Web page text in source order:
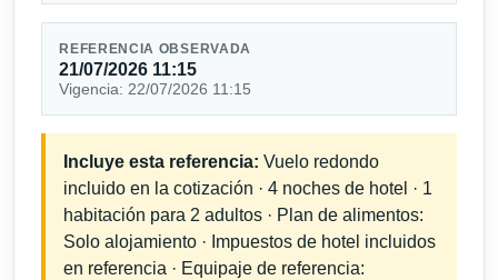
REFERENCIA OBSERVADA
21/07/2026 11:15
Vigencia: 22/07/2026 11:15
Incluye esta referencia: Vuelo redondo
incluido en la cotización · 4 noches de hotel · 1
habitación para 2 adultos · Plan de alimentos:
Solo alojamiento · Impuestos de hotel incluidos
en referencia · Equipaje de referencia: